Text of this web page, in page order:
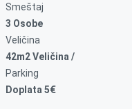
Smeštaj
3 Osobe
Veličina
42m2 Veličina /
Parking
Doplata 5€